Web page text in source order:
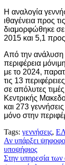
Η αναλογία
ιθαγένεια προς
διαμορφώθηκε
2015 και 5,1
Από την ανάλυση
περιφέρεια
με το 2024,
τις 13
σε απόλυτες
Κεντρικής
και 273
μόνο στην
Tags: γεννήσεις,
Πλοήγηση
άρθρων
Αν υπάρξει
υποψήφιος
Στην υπηρεσία